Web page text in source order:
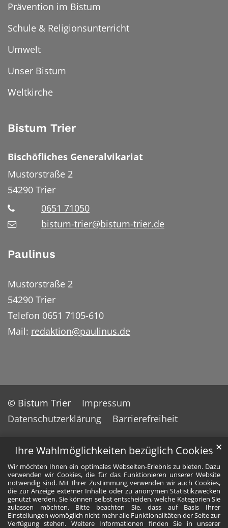
Ihre Wahlmöglichkeiten bezüglich Cookies
Wir möchten Ihnen ein optimales Webseiten-Erlebnis zu bieten. Dazu
verwenden wir Cookies, die für das Funktionieren unserer Website
notwendig sind. Mit Ihrer Zustimmung verwenden wir auch Cookies,
die zur Anzeige externer Inhalte oder zu anonymen Statistikzwecken
genutzt werden. Sie können selbst entscheiden, welche Kategorien Sie
zulassen möchten. Bitte beachten Sie, dass auf Basis Ihrer
Einstellungen womöglich nicht mehr alle Funktionalitäten der Seite zur
Verfügung stehen. Weitere Informationen finden Sie in unserer
✕
Prävention im Bistum
Schule & Religionsunterricht
Umwelt
Unser Bistum
Weltkirche
Bistum Trier
Bischöfliches Generalvikariat
Mustorstraße 2
54290 Trier
0651 71050
bistum-trier@bistum-trier.de
Paulinus
Mustorstraße 2
54290 Trier
Telefon 0651 7105-610
Mail: redaktion@paulinus.de
© Bistum Trier
Impressum
Datenschutzerklärung
Barrierefreiheit